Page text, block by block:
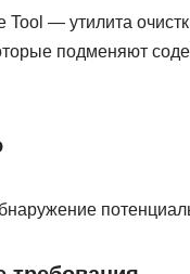
Tool — утилита
подменяют